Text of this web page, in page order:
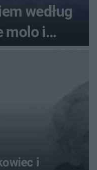
według
molo i
i